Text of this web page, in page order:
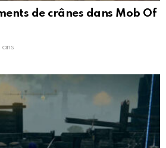
de crânes dans Mob Of
ans